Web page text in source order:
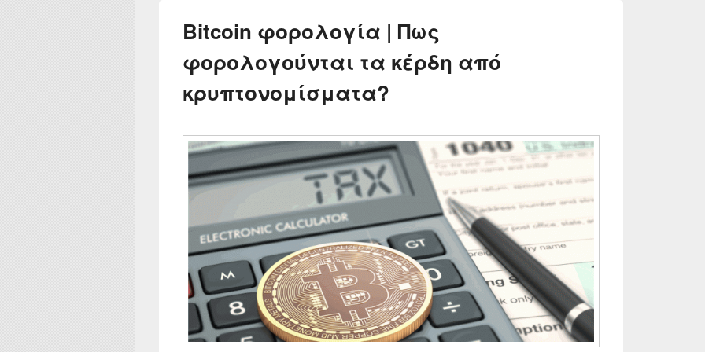
Bitcoin φορολογία | Πως
φορολογούνται τα κέρδη από
κρυπτονομίσματα?